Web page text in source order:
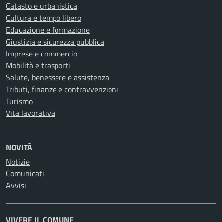
Catasto e urbanistica
Cultura e tempo libero
Educazione e formazione
Giustizia e sicurezza pubblica
Imprese e commercio
Mobilità e trasporti
Salute, benessere e assistenza
Tributi, finanze e contravvenzioni
Turismo
Vita lavorativa
NOVITÀ
Notizie
Comunicati
Avvisi
VIVERE IL COMUNE